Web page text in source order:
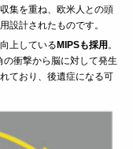
集を重ね、欧米人との頭
設計されたものです。
上しているMIPSも採用 。
衝撃から脳に対して発生
ており、後遺症になる可